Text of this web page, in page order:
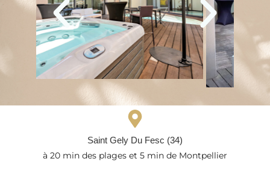
Saint Gely Du Fesc (34)
à 20 min des plages et 5 min de Montpellier